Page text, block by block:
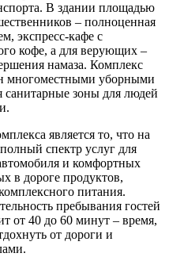
В здании площадью
– полноценная
экспресс-кафе с
кофе, а для верующих –
намаза. Комплекс
многоместными уборными
зоны для людей
является то, что на
спектр услуг для
и комфортных
в дороге продуктов,
питания.
пребывания гостей
от 40 до 60 минут – время,
от дороги и